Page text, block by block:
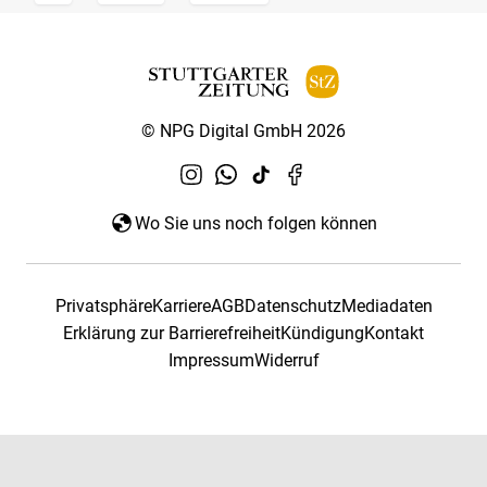
© NPG Digital GmbH 2026
Wo Sie uns noch folgen können
PrivatsphäreKarriereAGBDatenschutzMediadaten
Erklärung zur BarrierefreiheitKündigungKontakt
ImpressumWiderruf